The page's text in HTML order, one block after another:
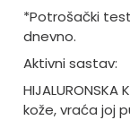
*Potrošački
dnevno.
Aktivni sastav:
kože, vraća joj